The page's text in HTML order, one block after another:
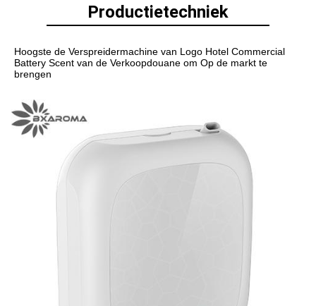
Productietechniek
Hoogste de Verspreidermachine van Logo Hotel Commercial
Battery Scent van de Verkoopdouane om Op de markt te
brengen